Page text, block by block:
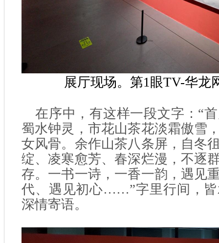
展厅现场。第1眼TV-华龙
在序中，有这样一段文字：“
蜀水钟灵，市花山茶花淡霜傲雪
女风骨。余作山茶八条屏，自冬
绽、凌寒愈芳、春深烂漫，不逐
存。一书一诗，一香一韵，遇见
代、遇见初心……”字里行间，
深情寄语。